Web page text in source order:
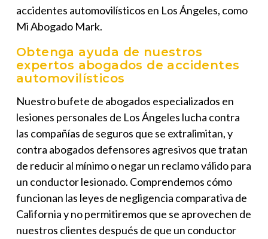
accidentes automovilísticos en Los Ángeles, como
Mi Abogado Mark.
Obtenga ayuda de nuestros
expertos abogados de accidentes
automovilísticos
Nuestro bufete de abogados especializados en
lesiones personales de Los Ángeles lucha contra
las compañías de seguros que se extralimitan, y
contra abogados defensores agresivos que tratan
de reducir al mínimo o negar un reclamo válido para
un conductor lesionado. Comprendemos cómo
funcionan las leyes de negligencia comparativa de
California y no permitiremos que se aprovechen de
nuestros clientes después de que un conductor